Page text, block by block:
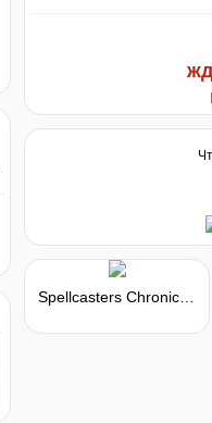
Spellcasters Chronicles - Architect Pack